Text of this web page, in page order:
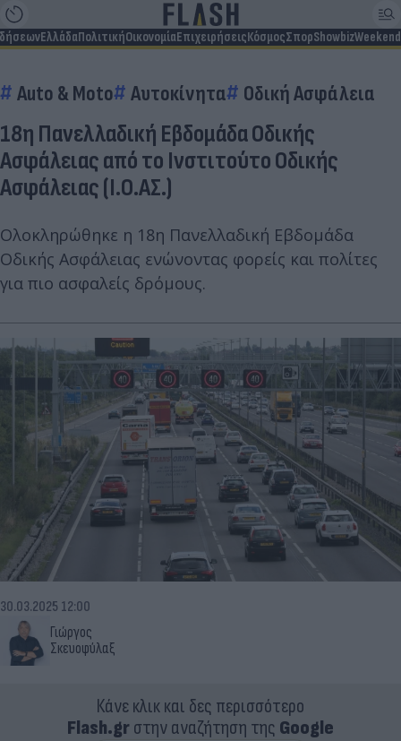
ΕλλάδαΠολιτικήΟικονομίαΕπιχειρήσειςΚόσμοςΣπορShowbizWeekend
Auto & Moto Αυτοκίνητα Οδική Ασφάλεια
18η Πανελλαδική Εβδομάδα Οδικής
Ασφάλειας από το Ινστιτούτο Οδικής
Ασφάλειας (Ι.Ο.ΑΣ.)
Ολοκληρώθηκε η 18η Πανελλαδική Εβδομάδα
Οδικής Ασφάλειας ενώνοντας φορείς και πολίτες
για πιο ασφαλείς δρόμους.
Γιώργος
Σκευοφύλαξ
30.03.2025 12:00
Κάνε κλικ και δες περισσότερο
Flash.grστην αναζήτηση της Google